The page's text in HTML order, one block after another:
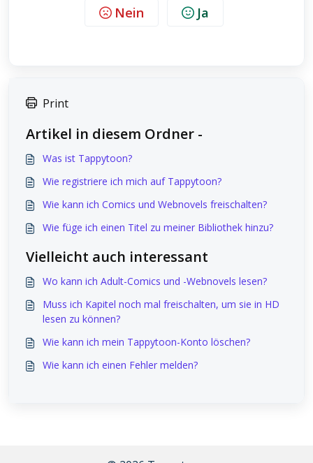
Nein Ja
Print
Artikel in diesem Ordner -
Was ist Tappytoon?
Wie registriere ich mich auf Tappytoon?
Wie kann ich Comics und Webnovels freischalten?
Wie füge ich einen Titel zu meiner Bibliothek hinzu?
Vielleicht auch interessant
Wo kann ich Adult-Comics und -Webnovels lesen?
Muss ich Kapitel noch mal freischalten, um sie in HD
lesen zu können?
Wie kann ich mein Tappytoon-Konto löschen?
Wie kann ich einen Fehler melden?